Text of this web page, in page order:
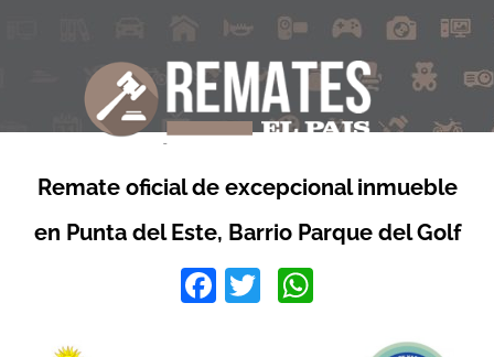
Remate oficial de excepcional inmueble
en Punta del Este, Barrio Parque del Golf
Facebook
Twitter